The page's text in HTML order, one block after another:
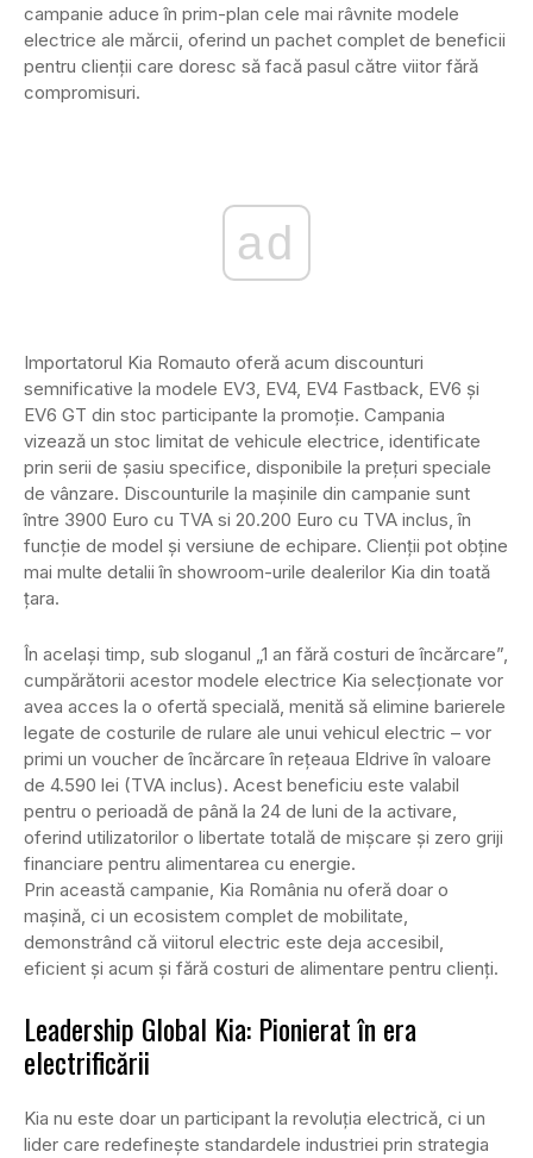
campanie aduce în prim-plan cele mai râvnite modele
electrice ale mărcii, oferind un pachet complet de beneficii
pentru clienții care doresc să facă pasul către viitor fără
compromisuri.
ad
Importatorul Kia Romauto oferă acum discounturi
semnificative la modele EV3, EV4, EV4 Fastback, EV6 și
EV6 GT din stoc participante la promoție. Campania
vizează un stoc limitat de vehicule electrice, identificate
prin serii de șasiu specifice, disponibile la prețuri speciale
de vânzare. Discounturile la mașinile din campanie sunt
între 3900 Euro cu TVA si 20.200 Euro cu TVA inclus, în
funcție de model și versiune de echipare. Clienții pot obține
mai multe detalii în showroom-urile dealerilor Kia din toată
țara.
În același timp, sub sloganul „1 an fără costuri de încărcare”,
cumpărătorii acestor modele electrice Kia selecționate vor
avea acces la o ofertă specială, menită să elimine barierele
legate de costurile de rulare ale unui vehicul electric – vor
primi un voucher de încărcare în rețeaua Eldrive în valoare
de 4.590 lei (TVA inclus). Acest beneficiu este valabil
pentru o perioadă de până la 24 de luni de la activare,
oferind utilizatorilor o libertate totală de mișcare și zero griji
financiare pentru alimentarea cu energie.
Prin această campanie, Kia România nu oferă doar o
mașină, ci un ecosistem complet de mobilitate,
demonstrând că viitorul electric este deja accesibil,
eficient și acum și fără costuri de alimentare pentru clienți.
Leadership Global Kia: Pionierat în era
electrificării
Kia nu este doar un participant la revoluția electrică, ci un
lider care redefinește standardele industriei prin strategia